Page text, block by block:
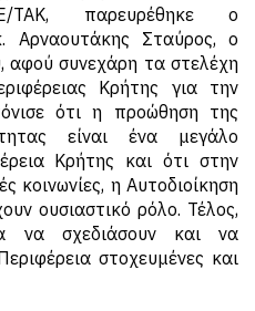
ΤΑΚ, παρευρέθηκε ο
Αρναουτάκης Σταύρος, ο
αφού συνεχάρη τα στελέχη
Κρήτης για την
ότι η προώθηση της
είναι ένα μεγάλο
Κρήτης και ότι στην
κοινωνίες, η Αυτοδιοίκηση
ουσιαστικό ρόλο. Τέλος,
να σχεδιάσουν και να
στοχευμένες και